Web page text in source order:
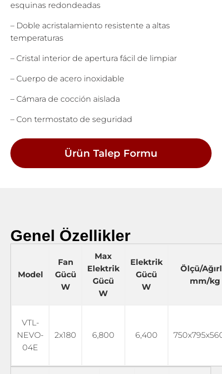
esquinas redondeadas
– Doble acristalamiento resistente a altas
temperaturas
– Cristal interior de apertura fácil de limpiar
– Cuerpo de acero inoxidable
– Cámara de cocción aislada
– Con termostato de seguridad
Ürün Talep Formu
Genel Özellikler
Model
Fan
Gücü
W
Max
Elektrik
Gücü
W
Elektrik
Gücü
W
Ölçü/
mm/kg
VTL-
NEVO-
04E
2x180 6,800 6,400